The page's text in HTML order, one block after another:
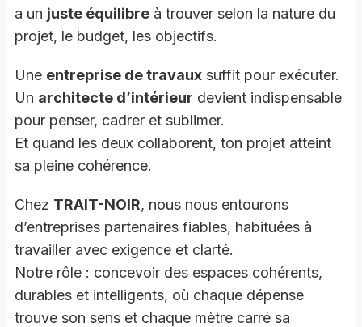
a un juste équilibre à trouver selon la nature du
projet, le budget, les objectifs.
Une entreprise de travaux suffit pour exécuter.
Un architecte d’intérieur devient indispensable
pour penser, cadrer et sublimer.
Et quand les deux collaborent, ton projet atteint
sa pleine cohérence.
Chez TRAIT-NOIR, nous nous entourons
d’entreprises partenaires fiables, habituées à
travailler avec exigence et clarté.
Notre rôle : concevoir des espaces cohérents,
durables et intelligents, où chaque dépense
trouve son sens et chaque mètre carré sa